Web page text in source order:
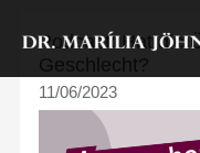
Inhalt
springen
Podcast: Hat die
Geschlecht?
11/06/2023